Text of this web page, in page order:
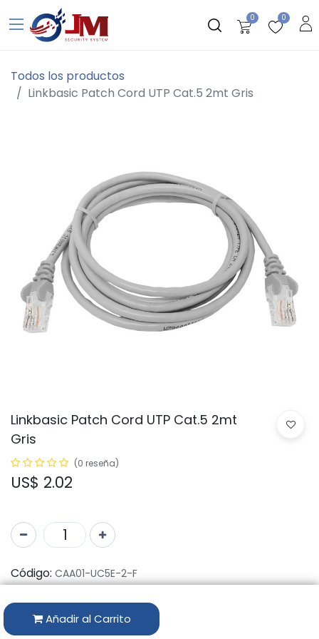
0 0
Todos los productos
Linkbasic Patch Cord UTP Cat.5 2mt Gris
Linkbasic Patch Cord UTP Cat.5 2mt
Gris
(0 reseña)
US$ 2.02
Añadir al Carrito
Código: CAA01-UC5E-2-F
Marca:LINKBASIC
Disponibilidad por Almacén